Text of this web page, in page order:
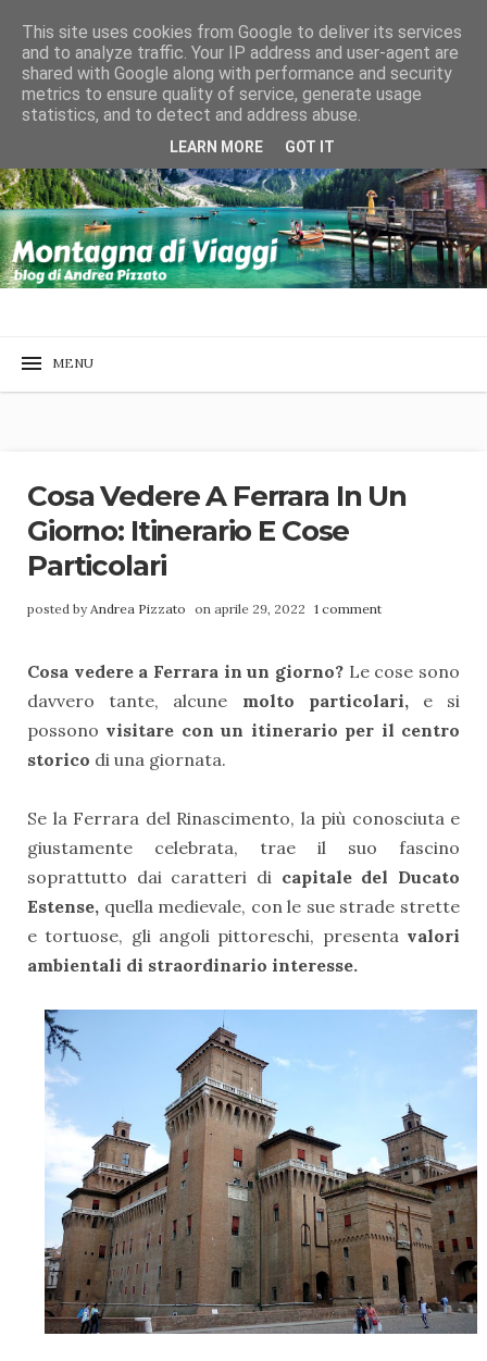
Cosa Vedere A Ferrara In Un
Giorno: Itinerario E Cose
Particolari
posted by Andrea Pizzato on aprile 29, 2022 1 comment
Cosa vedere a Ferrara in un giorno? Le cose sono
davvero tante, alcune molto particolari, e si
possono visitare con un itinerario per il centro
storico di una giornata.
Se la Ferrara del Rinascimento, la più conosciuta e
giustamente celebrata, trae il suo fascino
soprattutto dai caratteri di capitale del Ducato
Estense, quella medievale, con le sue strade strette
e tortuose, gli angoli pittoreschi, presenta valori
ambientali di straordinario interesse.
This site uses cookies from Google to deliver its services
and to analyze traffic. Your IP address and user-agent are
shared with Google along with performance and security
metrics to ensure quality of service, generate usage
statistics, and to detect and address abuse.
LEARN MORE GOT IT